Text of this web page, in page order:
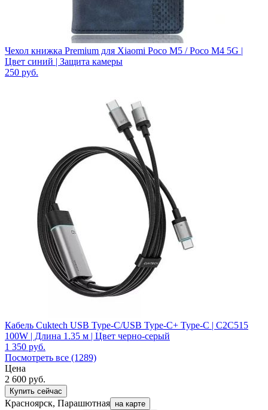
Чехол книжка Premium для Xiaomi Poco M5 / Poco M4 5G |
Цвет синий | Защита камеры
250 руб.
Кабель Cuktech USB Type-C/USB Type-C+ Type-C | C2C515
100W | Длина 1.35 м | Цвет черно-серый
1 350 руб.
Посмотреть все (1289)
Цена
2 600 руб.
Купить сейчас
Красноярск, Парашютная на карте